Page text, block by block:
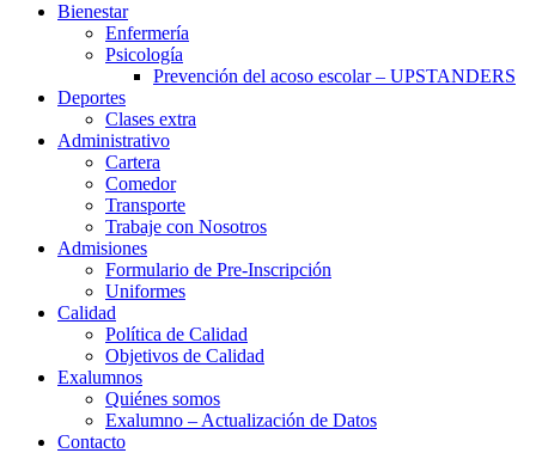
Bienestar
Enfermería
Psicología
Prevención del acoso escolar – UPSTANDERS
Deportes
Clases extra
Administrativo
Cartera
Comedor
Transporte
Trabaje con Nosotros
Admisiones
Formulario de Pre-Inscripción
Uniformes
Calidad
Política de Calidad
Objetivos de Calidad
Exalumnos
Quiénes somos
Exalumno – Actualización de Datos
Contacto